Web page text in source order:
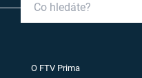
O FTV Prima